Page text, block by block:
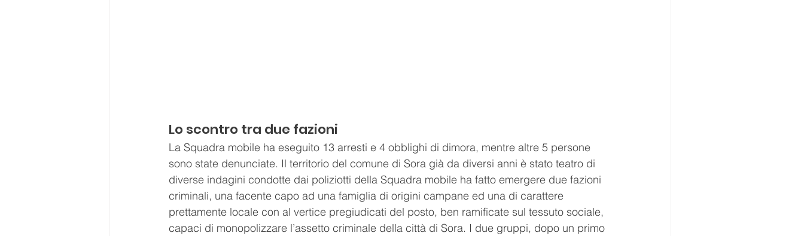
Lo scontro tra due fazioni
La Squadra mobile ha eseguito 13 arresti e 4 obblighi di dimora, mentre altre 5 persone
sono state denunciate. Il territorio del comune di Sora già da diversi anni è stato teatro di
diverse indagini condotte dai poliziotti della Squadra mobile ha fatto emergere due fazioni
criminali, una facente capo ad una famiglia di origini campane ed una di carattere
prettamente locale con al vertice pregiudicati del posto, ben ramificate sul tessuto sociale,
capaci di monopolizzare l’assetto criminale della città di Sora. I due gruppi, dopo un primo